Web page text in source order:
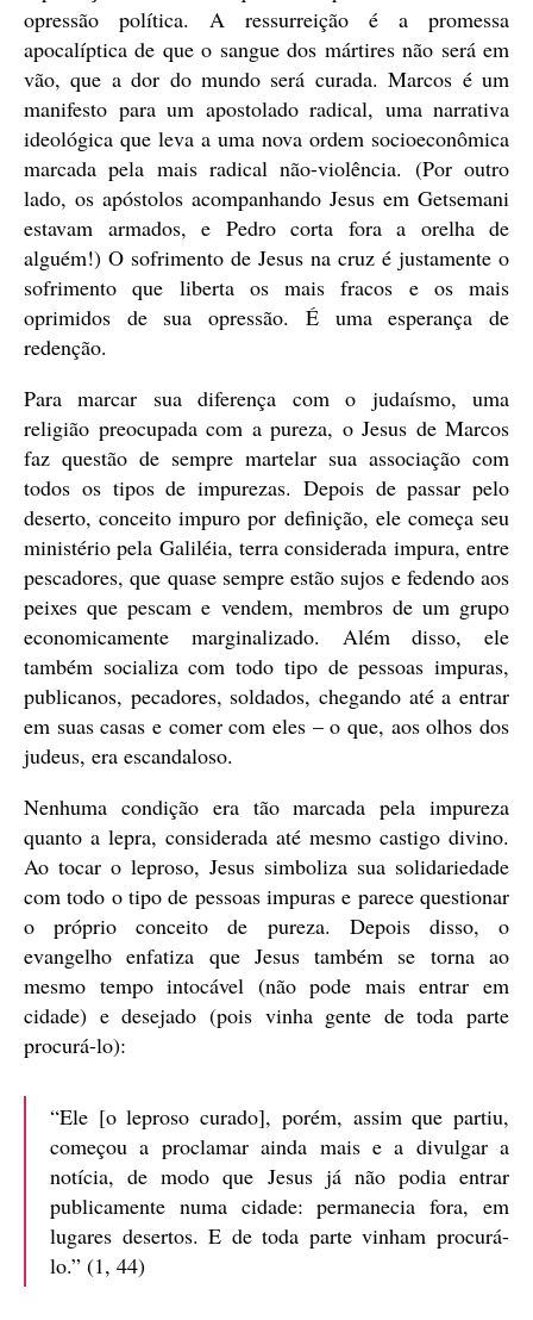
opressão política. A ressurreição é a promessa
apocalíptica de que o sangue dos mártires não será em
vão, que a dor do mundo será curada. Marcos é um
manifesto para um apostolado radical, uma narrativa
ideológica que leva a uma nova ordem socioeconômica
marcada pela mais radical não-violência. (Por outro
lado, os apóstolos acompanhando Jesus em Getsemani
estavam armados, e Pedro corta fora a orelha de
alguém!) O sofrimento de Jesus na cruz é justamente o
sofrimento que liberta os mais fracos e os mais
oprimidos de sua opressão. É uma esperança de
redenção.
Para marcar sua diferença com o judaísmo, uma
religião preocupada com a pureza, o Jesus de Marcos
faz questão de sempre martelar sua associação com
todos os tipos de impurezas. Depois de passar pelo
deserto, conceito impuro por definição, ele começa seu
ministério pela Galiléia, terra considerada impura, entre
pescadores, que quase sempre estão sujos e fedendo aos
peixes que pescam e vendem, membros de um grupo
economicamente marginalizado. Além disso, ele
também socializa com todo tipo de pessoas impuras,
publicanos, pecadores, soldados, chegando até a entrar
em suas casas e comer com eles – o que, aos olhos dos
judeus, era escandaloso.
Nenhuma condição era tão marcada pela impureza
quanto a lepra, considerada até mesmo castigo divino.
Ao tocar o leproso, Jesus simboliza sua solidariedade
com todo o tipo de pessoas impuras e parece questionar
o próprio conceito de pureza. Depois disso, o
evangelho enfatiza que Jesus também se torna ao
mesmo tempo intocável (não pode mais entrar em
cidade) e desejado (pois vinha gente de toda parte
procurá-lo):
“Ele [o leproso curado], porém, assim que partiu,
começou a proclamar ainda mais e a divulgar a
notícia, de modo que Jesus já não podia entrar
publicamente numa cidade: permanecia fora, em
lugares desertos. E de toda parte vinham procurá-
lo.” (1, 44)